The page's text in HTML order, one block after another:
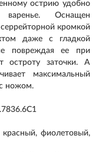
острию удобно
Оснащен
кромкой
даже с гладкой
повреждая ее при
остроту заточки. А
максимальный
ножом.
фиолетовый,